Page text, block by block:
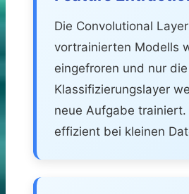
Die Convolutional
vortrainierten Modells
eingefroren und nur
Klassifizierungslayer
neue Aufgabe trainiert.
effizient bei kleinen